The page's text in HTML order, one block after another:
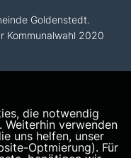
Goldenstedt.
Kommunalwahl 2020
die notwendig
Weiterhin verwenden
uns helfen, unser
Optmierung). Für